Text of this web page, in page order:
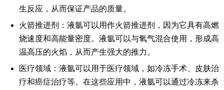
生反应，从而保证产品的质量。
火箭推进剂
：液氩可以用作火箭推进剂，因为它具有高燃
烧速度和高能量密度。液氩可以与氧气混合使用，形成高
温高压的火焰，从而产生强大的推力。
医疗领域 ：液氩可以用于医疗领域，如冷冻手术、皮肤治
疗和癌症治疗等。在这些应用中，液氩可以通过冷冻来杀